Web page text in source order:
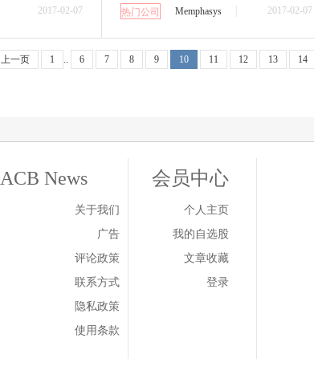
2017-02-07 热门公司 Memphasys 2017-02-07
上一页 1 .. 6 7 8 9 10 11 12 13 14
ACB News
关于我们
广告
评论政策
联系方式
隐私政策
使用条款
会员中心
个人主页
我的自选股
文章收藏
登录